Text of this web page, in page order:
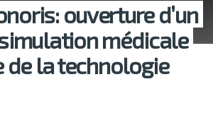
ouverture d’un
médicale
de la technologie